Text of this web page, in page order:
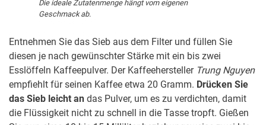
Die ideale Zutatenmenge hängt vom eigenen
Geschmack ab.
Entnehmen Sie das Sieb aus dem Filter und füllen Sie
diesen je nach gewünschter Stärke mit ein bis zwei
Esslöffeln Kaffeepulver. Der Kaffeehersteller Trung Nguyen
empfiehlt für seinen Kaffee etwa 20 Gramm. Drücken Sie
das Sieb leicht an das Pulver, um es zu verdichten, damit
die Flüssigkeit nicht zu schnell in die Tasse tropft. Gießen